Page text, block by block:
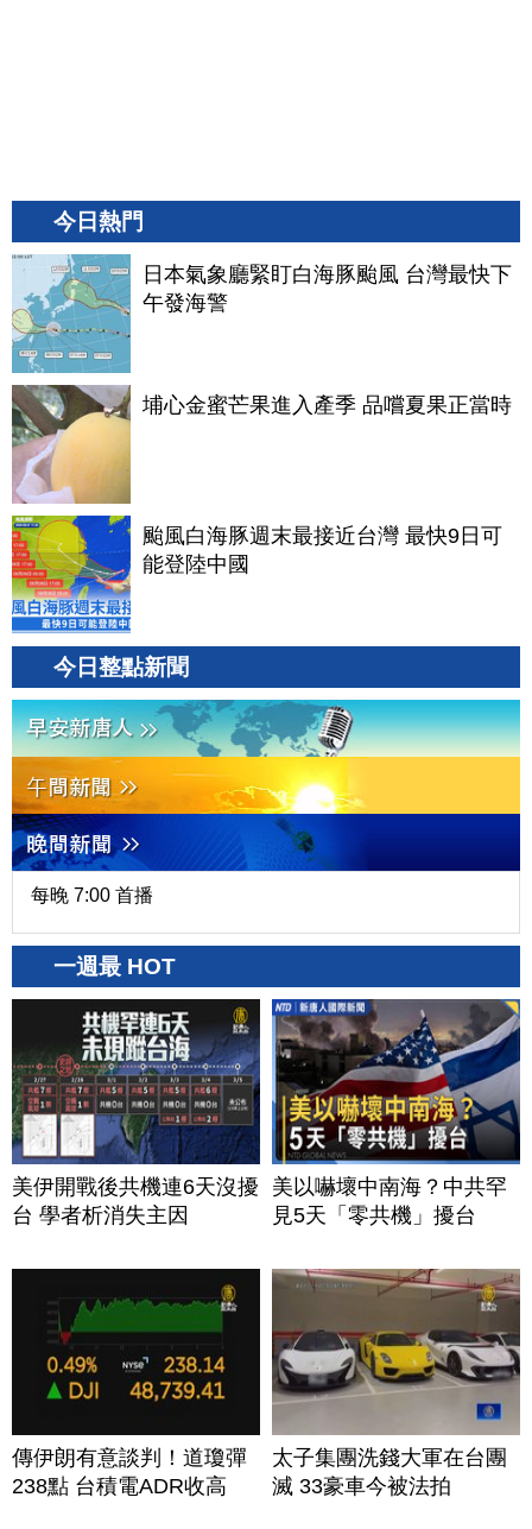
今日熱門
日本氣象廳緊盯白海豚颱風 台灣最快下
午發海警
埔心金蜜芒果進入產季 品嚐夏果正當時
颱風白海豚週末最接近台灣 最快9日可
能登陸中國
今日整點新聞
每晚 7:00 首播
一週最 HOT
美伊開戰後共機連6天沒擾
台 學者析消失主因
美以嚇壞中南海？中共罕
見5天「零共機」擾台
傳伊朗有意談判！道瓊彈
238點 台積電ADR收高
太子集團洗錢大軍在台團
滅 33豪車今被法拍